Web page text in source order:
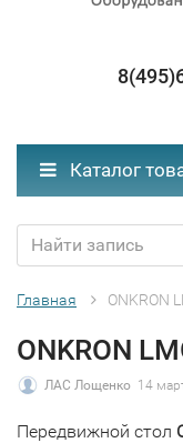
Каталог
Главная ONKRON
ONKRON
ЛАС Лощенко 14
Передвижной стол